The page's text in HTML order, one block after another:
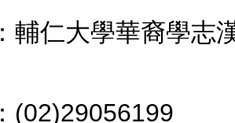
輔仁大學華裔學志
(02)29056199